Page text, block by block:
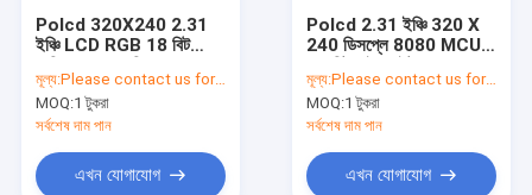
যোগাযোগ করুন
খবর
মামলা
Polcd 320X240 2.31
ইঞ্চি LCD RGB 18 বিট
P023H022
মূল্য:Please contact us for latest price
MOQ:1 টুকরা
সর্বশেষ দাম পান
এখন যোগাযোগ
Polcd 2.31 ইঞ্চি 320 X
240 ডিসপ্লে 8080 MCU
ডিসপ্লে
মূল্য:Please contact us for latest price
MOQ:1 টুকরা
সর্বশেষ দাম পান
এখন যোগাযোগ